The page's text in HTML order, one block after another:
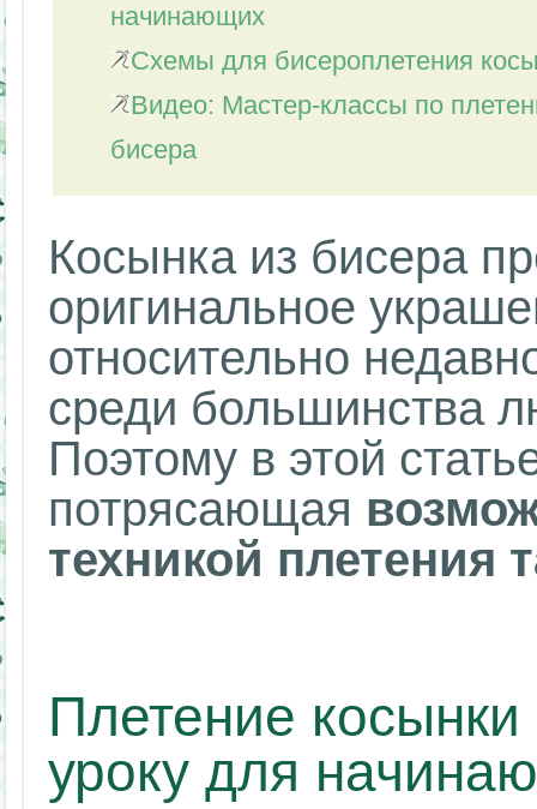
начинающих
Схемы для бисероплетения
Видео: Мастер-классы по
бисера
Косынка из бисера
оригинальное
относительно
среди большинства
Поэтому в этой
потрясающая
техникой плетения
Плетение
уроку для